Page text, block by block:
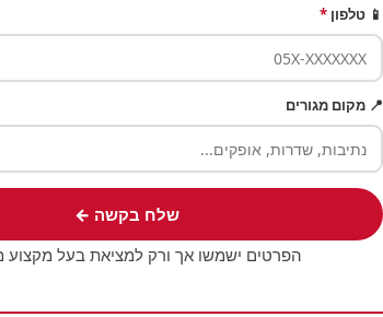
📱 טלפון *
📍 מקום מגורים
שלח בקשה ←
הפרטים ישמשו אך ורק למציאת בעל מקצוע